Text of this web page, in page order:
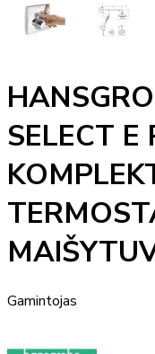
SELECT E
Gamintojas